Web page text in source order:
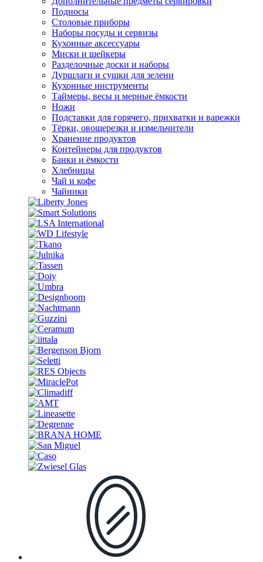
Подносы
Столовые приборы
Наборы посуды и сервизы
Кухонные аксессуары
Миски и шейкеры
Разделочные доски и наборы
Дуршлаги и сушки для зелени
Кухонные инструменты
Таймеры, весы и мерные ёмкости
Ножи
Подставки для горячего, прихватки и варежки
Тёрки, овощерезки и измельчители
Хранение продуктов
Контейнеры для продуктов
Банки и ёмкости
Хлебницы
Чай и кофе
Чайники